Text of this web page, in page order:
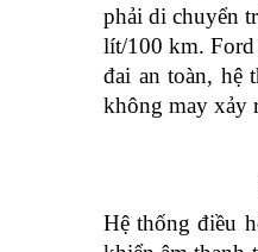
phải di chuyển
lít/100 km. Ford
đai an toàn, hệ
không may xảy
Hệ thống điều